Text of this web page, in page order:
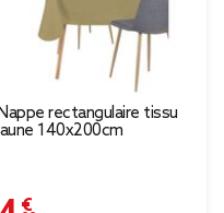
rectangulaire tissu
140x200cm
4,99 €